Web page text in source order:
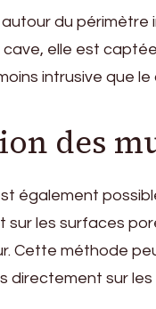
du périmètre
cave, elle est
intrusive que
des
également
les surfaces
Cette méthode
directement sur